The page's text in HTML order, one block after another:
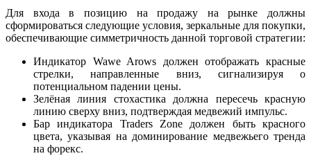
Для входа в позицию на продажу на рынке должны
сформироваться следующие условия, зеркальные для покупки,
обеспечивающие симметричность данной торговой стратегии:
Индикатор Wawe Arows должен отображать красные
стрелки, направленные вниз, сигнализируя о
потенциальном падении цены.
Зелёная линия стохастика должна пересечь красную
линию сверху вниз, подтверждая медвежий импульс.
Бар индикатора Traders Zone должен быть красного
цвета, указывая на доминирование медвежьего тренда
на форекс.